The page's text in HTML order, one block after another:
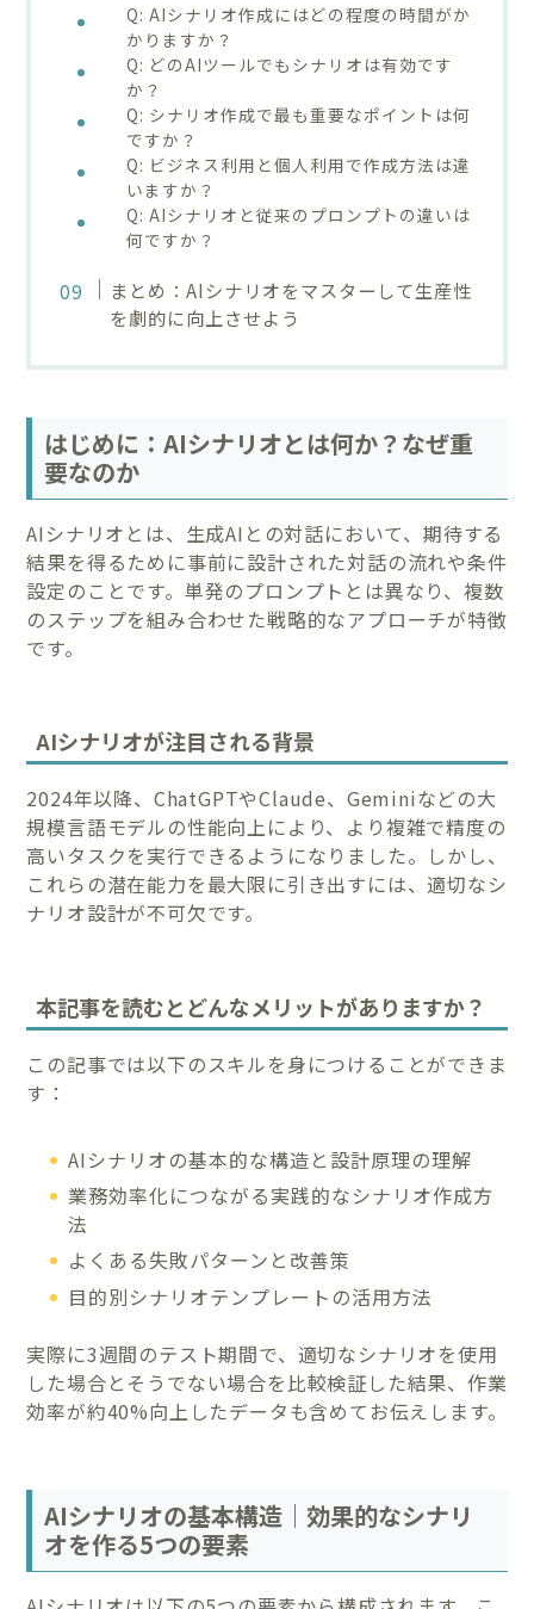
Q: AIシナリオ作成にはどの程度の時間がか
かりますか？
Q: どのAIツールでもシナリオは有効です
か？
Q: シナリオ作成で最も重要なポイントは何
ですか？
Q: ビジネス利用と個人利用で作成方法は違
いますか？
Q: AIシナリオと従来のプロンプトの違いは
何ですか？
まとめ：AIシナリオをマスターして生産性
を劇的に向上させよう
はじめに：AIシナリオとは何か？なぜ重
要なのか
AIシナリオとは、生成AIとの対話において、期待する
結果を得るために事前に設計された対話の流れや条件
設定のことです。単発のプロンプトとは異なり、複数
のステップを組み合わせた戦略的なアプローチが特徴
です。
AIシナリオが注目される背景
2024年以降、ChatGPTやClaude、Geminiなどの大
規模言語モデルの性能向上により、より複雑で精度の
高いタスクを実行できるようになりました。しかし、
これらの潜在能力を最大限に引き出すには、適切なシ
ナリオ設計が不可欠です。
本記事を読むとどんなメリットがありますか？
この記事では以下のスキルを身につけることができま
す：
AIシナリオの基本的な構造と設計原理の理解
業務効率化につながる実践的なシナリオ作成方
法
よくある失敗パターンと改善策
目的別シナリオテンプレートの活用方法
実際に3週間のテスト期間で、適切なシナリオを使用
した場合とそうでない場合を比較検証した結果、作業
効率が約40%向上したデータも含めてお伝えします。
AIシナリオの基本構造｜効果的なシナリ
オを作る5つの要素